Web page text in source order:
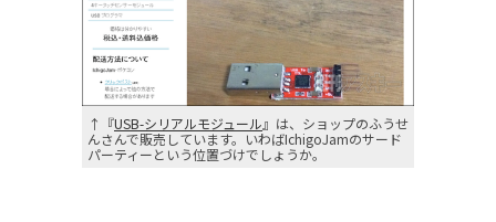
↑『USB-シリアルモジュール』は、ショップのふうせ
んさんで販売しています。いわばIchigoJamのサード
パーティーという位置づけでしょうか。